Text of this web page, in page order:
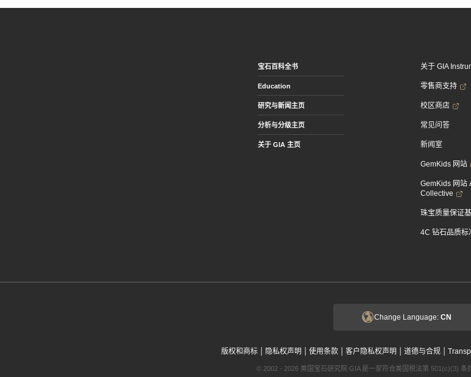
宝石百科全书
Education
研究与新闻主页
分析与分级主页
关于 GIA 主页
关于 GIA
零售商支持
校区商店
常见问答
新闻室
GemKids 网站
GemKids 网站
Collective
珠宝质量保证
4C 钻石品质标
Change Language: CN
版权和商标 | 隐私权声明 | 使用条款 | 客户隐私权声明 | 道德与合规 |
© 2002 - 2026 美国宝石研究院 GIA 是一家符合美国税法第 501(c)(3) 条